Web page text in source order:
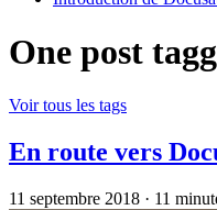
One post
Voir tous les tags
En route vers
11 septembre 2018 · 11